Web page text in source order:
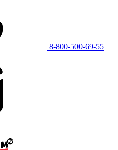
8-800-500-69-55